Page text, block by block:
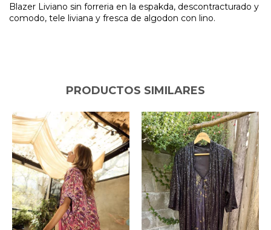
Blazer Liviano sin forreria en la espakda, descontracturado y
comodo, tele liviana y fresca de algodon con lino.
PRODUCTOS SIMILARES